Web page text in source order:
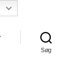
Søg